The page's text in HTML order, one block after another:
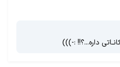
داره...؟!! :-)))